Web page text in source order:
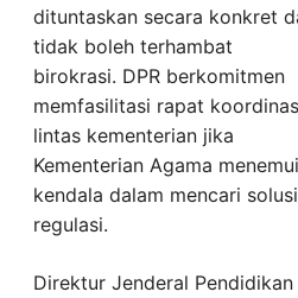
dituntaskan secara konkret
tidak boleh terhambat
birokrasi. DPR berkomitmen
memfasilitasi rapat
lintas kementerian jika
Kementerian Agama menemui
kendala dalam mencari solusi
regulasi.
Direktur Jenderal Pendidikan